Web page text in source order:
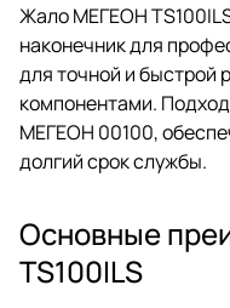
Жало МЕГЕОН
наконечник для
для точной и быстрой
компонентами.
МЕГЕОН 00100,
долгий срок службы.
Основные
TS100ILS